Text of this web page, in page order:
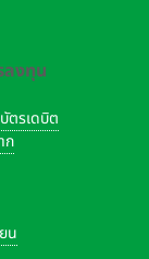
ลงทุน
ตรเดบิต
ก
น